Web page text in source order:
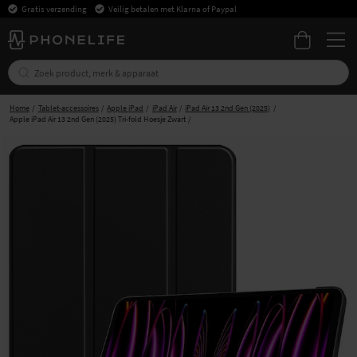
Gratis verzending Veilig betalen met Klarna of Paypal
Home Tablet-accessoires Apple iPad iPad Air
iPad Air 13 2nd Gen (2025)
Apple iPad Air 13 2nd Gen (2025) Tri-fold Hoesje Zwart